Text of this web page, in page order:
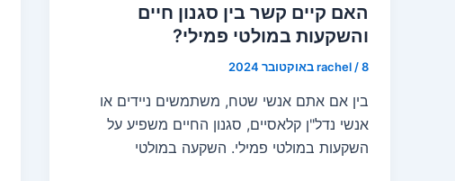
האם קיים קשר בין סגנון חיים
והשקעות במולטי פמילי?
rachel /8 באוקטובר 2024
בין אם אתם אנשי שטח, משתמשים ניידים או
אנשי נדל"ן קלאסיים, סגנון החיים משפיע על
השקעות במולטי פמילי. השקעה במולטי